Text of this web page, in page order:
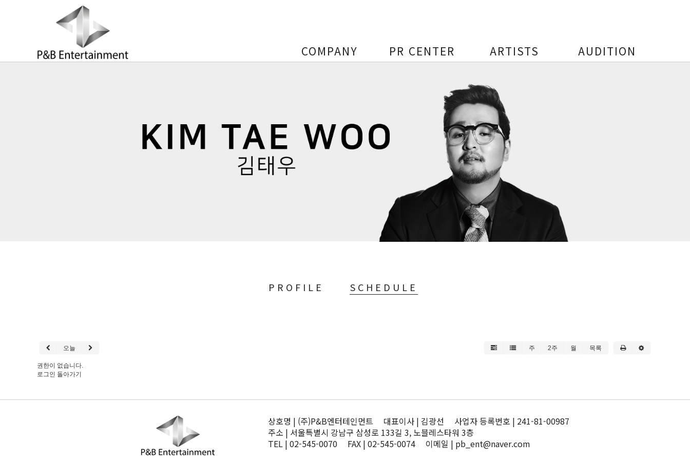
COMPANY PR CENTER ARTISTS AUDITION
PROFILE SCHEDULE
오늘 주 2주 월 목록
권한이 없습니다.
로그인 돌아가기
상호명 | (주)P&B엔터테인먼트 대표이사 | 김광선 사업자 등록번호 | 241-81-00987
주소 | 서울특별시 강남구 삼성로 133길 3, 노블레스타워 3층
TEL | 02-545-0070 FAX | 02-545-0074 이메일 | pb_ent@naver.com